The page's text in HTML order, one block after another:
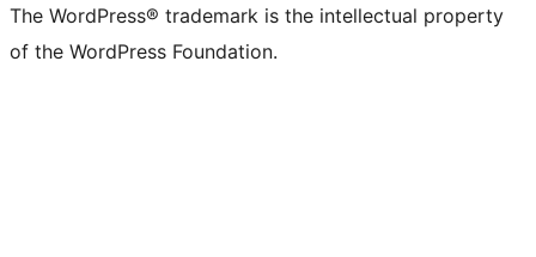
The WordPress® trademark is the intellectual property
of the WordPress Foundation.